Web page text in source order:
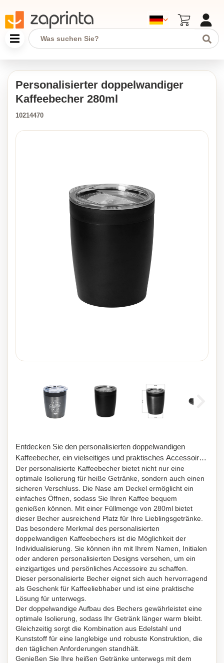
Personalisierter doppelwandiger
Kaffeebecher 280ml
10214470
Entdecken Sie den personalisierten doppelwandigen
Kaffeebecher, ein vielseitiges und praktisches Accessoire,
das zu jeder Kaffeemaschine und in nahezu jeden
gängigen Getränkehalter im PKW passt. Dieser
Kaffeebecher besteht aus einer Außenschicht aus
Edelstahl und einer Innenschicht aus Kunststoff. Dank der
integrierten Silikondichtung im Deckel bleibt Ihr Getränk
dort, wo es sein soll.
Der personalisierte Kaffeebecher bietet nicht nur eine
optimale Isolierung für heiße Getränke, sondern auch einen
sicheren Verschluss. Die Nase am Deckel ermöglicht ein
einfaches Öffnen, sodass Sie Ihren Kaffee bequem
genießen können. Mit einer Füllmenge von 280ml bietet
dieser Becher ausreichend Platz für Ihre Lieblingsgetränke.
Das besondere Merkmal des personalisierten
doppelwandigen Kaffeebechers ist die Möglichkeit der
Individualisierung. Sie können ihn mit Ihrem Namen, Initialen
oder anderen personalisierten Designs versehen, um ein
einzigartiges und persönliches Accessoire zu schaffen.
Dieser personalisierte Becher eignet sich auch hervorragend
als Geschenk für Kaffeeliebhaber und ist eine praktische
Lösung für unterwegs.
Der doppelwandige Aufbau des Bechers gewährleistet eine
optimale Isolierung, sodass Ihr Getränk länger warm bleibt.
Gleichzeitig sorgt die Kombination aus Edelstahl und
Kunststoff für eine langlebige und robuste Konstruktion, die
den täglichen Anforderungen standhält.
Genießen Sie Ihre heißen Getränke unterwegs mit dem